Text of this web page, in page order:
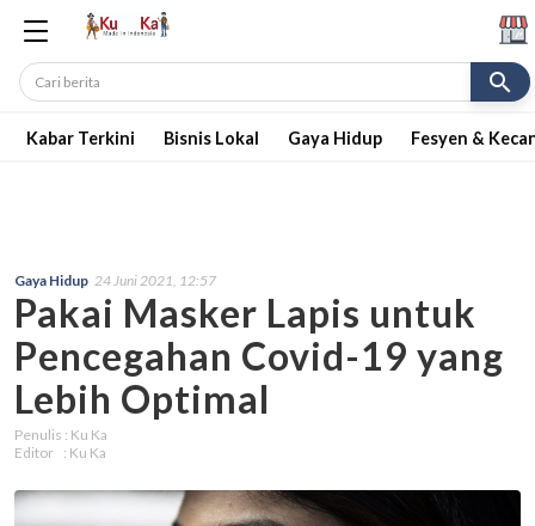
search
Kabar Terkini Bisnis Lokal Gaya Hidup Fesyen &
Gaya Hidup 24 Juni 2021, 12:57
Pakai Masker Lapis untuk
Pencegahan Covid-19 yang
Lebih Optimal
Penulis : Ku Ka
Editor : Ku Ka